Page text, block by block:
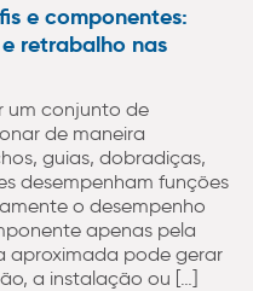
e componentes:
retrabalho nas
um conjunto de
de maneira
guias, dobradiças,
desempenham funções
o desempenho
apenas pela
aproximada pode gerar
a instalação ou […]